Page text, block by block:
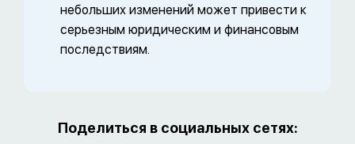
небольших изменений может привести к
серьезным юридическим и финансовым
последствиям.
Поделиться в социальных сетях: